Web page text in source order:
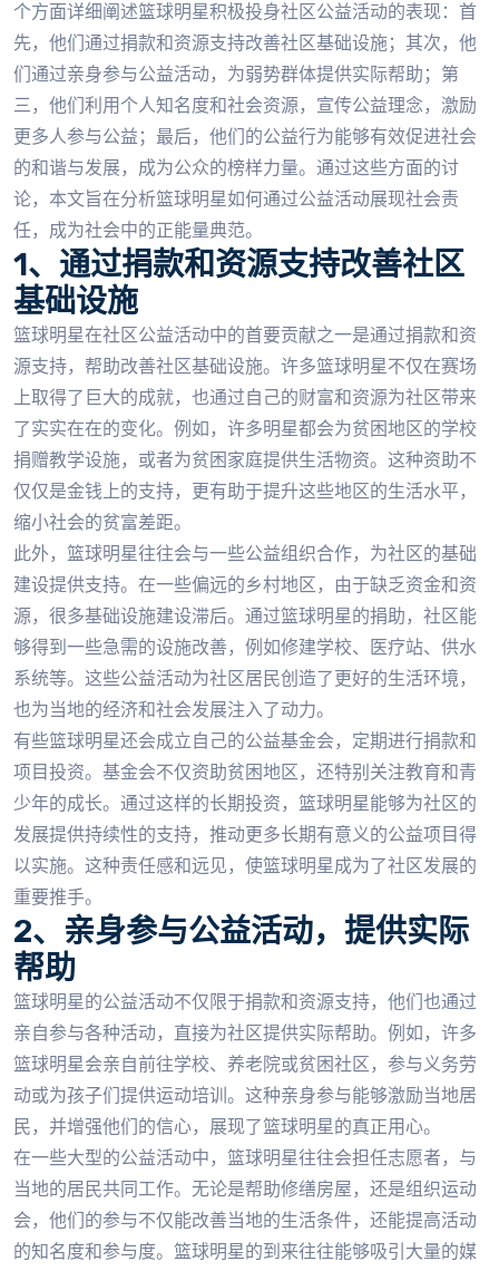
个方面详细阐述篮球明星积极投身社区公益活动的表现：首
先，他们通过捐款和资源支持改善社区基础设施；其次，他
们通过亲身参与公益活动，为弱势群体提供实际帮助；第
三，他们利用个人知名度和社会资源，宣传公益理念，激励
更多人参与公益；最后，他们的公益行为能够有效促进社会
的和谐与发展，成为公众的榜样力量。通过这些方面的讨
论，本文旨在分析篮球明星如何通过公益活动展现社会责
任，成为社会中的正能量典范。
1、通过捐款和资源支持改善社区
基础设施
篮球明星在社区公益活动中的首要贡献之一是通过捐款和资
源支持，帮助改善社区基础设施。许多篮球明星不仅在赛场
上取得了巨大的成就，也通过自己的财富和资源为社区带来
了实实在在的变化。例如，许多明星都会为贫困地区的学校
捐赠教学设施，或者为贫困家庭提供生活物资。这种资助不
仅仅是金钱上的支持，更有助于提升这些地区的生活水平，
缩小社会的贫富差距。
此外，篮球明星往往会与一些公益组织合作，为社区的基础
建设提供支持。在一些偏远的乡村地区，由于缺乏资金和资
源，很多基础设施建设滞后。通过篮球明星的捐助，社区能
够得到一些急需的设施改善，例如修建学校、医疗站、供水
系统等。这些公益活动为社区居民创造了更好的生活环境，
也为当地的经济和社会发展注入了动力。
有些篮球明星还会成立自己的公益基金会，定期进行捐款和
项目投资。基金会不仅资助贫困地区，还特别关注教育和青
少年的成长。通过这样的长期投资，篮球明星能够为社区的
发展提供持续性的支持，推动更多长期有意义的公益项目得
以实施。这种责任感和远见，使篮球明星成为了社区发展的
重要推手。
2、亲身参与公益活动，提供实际
帮助
篮球明星的公益活动不仅限于捐款和资源支持，他们也通过
亲自参与各种活动，直接为社区提供实际帮助。例如，许多
篮球明星会亲自前往学校、养老院或贫困社区，参与义务劳
动或为孩子们提供运动培训。这种亲身参与能够激励当地居
民，并增强他们的信心，展现了篮球明星的真正用心。
在一些大型的公益活动中，篮球明星往往会担任志愿者，与
当地的居民共同工作。无论是帮助修缮房屋，还是组织运动
会，他们的参与不仅能改善当地的生活条件，还能提高活动
的知名度和参与度。篮球明星的到来往往能够吸引大量的媒